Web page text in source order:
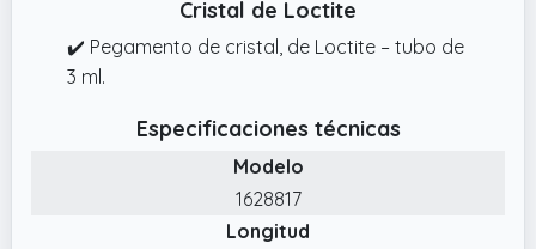
Simplemente aplique el pegamento en la
zona a unir y deje que se endurezca.
Cristal de Loctite
✔️ Pegamento de cristal, de Loctite – tubo de
3 ml.
Especificaciones técnicas
Modelo
1628817
Longitud